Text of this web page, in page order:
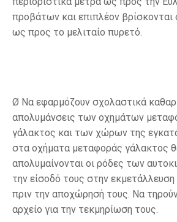
προβάτων και επιπλέον
ως προς το μελιταίο πυρετό.
Ø Να εφαρμόζουν σχολαστικά
απολυμάνσεις των οχημάτων
γάλακτος και των χώρων της
στα οχήματα μεταφοράς γάλακτος
απολυμαίνονται οι ρόδες των
την είσοδό τους στην
πριν την αποχώρησή τους. Να
αρχείο για την τεκμηρίωση τους.